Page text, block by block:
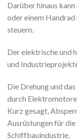
Darüber hinaus
oder einem Handrad
steuern.
Der elektrische und
und
Die Drehung und
durch
Kurz gesagt,
Ausrüstungen für
Schiffbauindustrie,